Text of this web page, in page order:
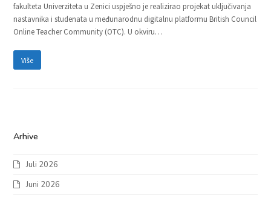
fakulteta Univerziteta u Zenici uspješno je realizirao projekat uključivanja
nastavnika i studenata u međunarodnu digitalnu platformu British Council
Online Teacher Community (OTC). U okviru…
Više
Arhive
Juli 2026
Juni 2026